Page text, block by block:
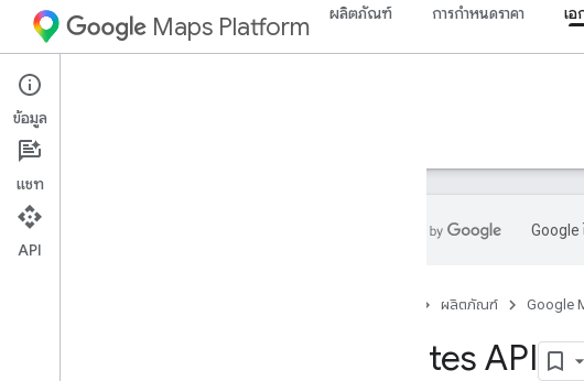
Maps Platform ผลิตภัณฑ์ การกำหนดราคา เอ
Web Services
คำแนะนำ
Google
ผลิตภัณฑ์ Google
Routes API
ข้อมูล
แชท
API